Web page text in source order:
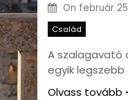
On február
Család
A szalagavató
egyik legszebb
Olvass tovább